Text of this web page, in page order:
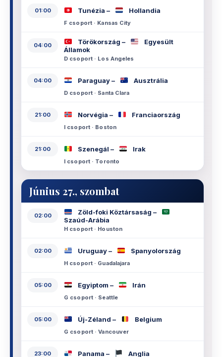
01:00 Tunézia – Hollandia
F csoport · Kansas City
04:00 Törökország –
Egyesült
Államok
D csoport · Los Angeles
04:00 Paraguay – Ausztrália
D csoport · Santa Clara
21:00 Norvégia – Franciaország
I csoport · Boston
21:00 Szenegál – Irak
I csoport · Toronto
Június 27., szombat
02:00
Zöld-foki Köztársaság –
Szaúd-Arábia
H csoport · Houston
02:00 Uruguay – Spanyolország
H csoport · Guadalajara
05:00 Egyiptom – Irán
G csoport · Seattle
05:00 Új-Zéland – Belgium
G csoport · Vancouver
23:00 Panama – Anglia